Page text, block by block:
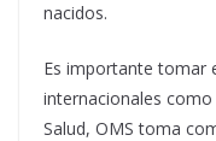
nacidos.
Es importante tomar
internacionales
Salud, OMS toma